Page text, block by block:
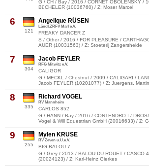
G / CH / Bay / 2016 / CORNET OBOLENSKY /
BüCHELER (10036760) / Z: Moser Marcel
6
121
Angelique RÜSEN
Ländl.ZRFV Marl e.V.
FREAKY DANCER Z
S / Other / 2016 / FOR PLEASURE /
AUER (10031563) / Z: Stoeterij Zangersheide
7
304
Jacob FEYLER
RFG Mitwitz e.V.
CALIGOR
G / MECKL / Chestnut / 2009 / CALIGARI /
Jacob FEYLER (10201077) / Z: Juergens, Martin
8
335
Richard VOGEL
RV Mannheim
CARLOS 852
G / HANN / Bay / 2016 / CONTENDRO I /
Vogel & Will Equestrian GmbH (20016633) / Z:
9
255
Mylen KRUSE
RV Zeven u.U.e.V.
BIG BALOU 7
G / Grey / 2013 / BALOU DU ROUET / CASCO
(20024123) / Z: Karl-Heinz Gierkes